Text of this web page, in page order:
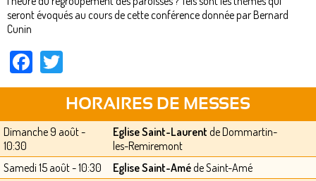
seront évoqués au cours de cette conférence donnée par Bernard
Cunin
Facebook
HORAIRES DE MESSES
Dimanche 9 août -
10:30
Eglise Saint-Laurent de Dommartin-
les-Remiremont
Samedi 15 août - 10:30
Eglise Saint-Améde Saint-Amé